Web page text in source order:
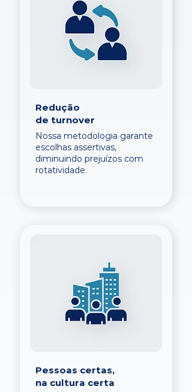
Redução
de turnover
Nossa metodologia garante
escolhas assertivas,
diminuindo prejuízos com
rotatividade.
Pessoas certas,
na cultura certa